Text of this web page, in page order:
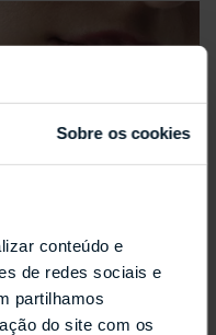
Sobre os cookies
conteúdo e
de redes sociais e
partilhamos
do site com os